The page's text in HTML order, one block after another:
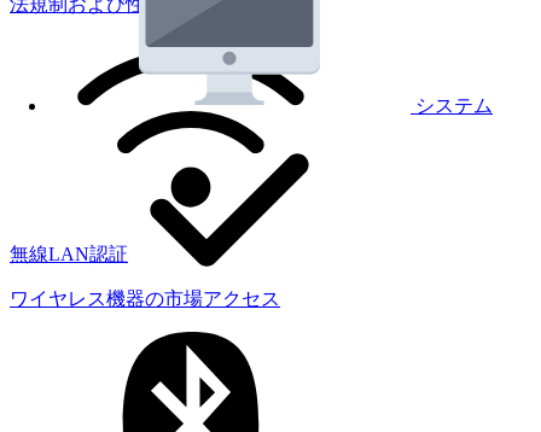
システム
法規制および性能試験
無線LAN認証
ワイヤレス機器の市場アクセス